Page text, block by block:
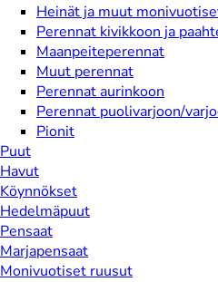
Heinät ja muut
Perennat kivikkoon ja
Maanpeiteperennat
Muut perennat
Perennat aurinkoon
Perennat puolivarjoon/
Pionit
Puut
Havut
Köynnökset
Hedelmäpuut
Pensaat
Marjapensaat
Monivuotiset ruusut